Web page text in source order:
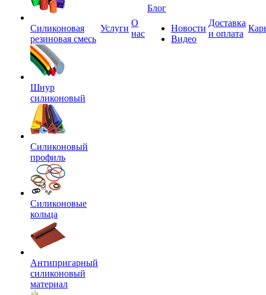
Силиконовая
резиновая смесь
Шнур
силиконовый
Силиконовый
профиль
Силиконовые
кольца
Антипригарный
силиконовый
материал
Услуги
О
нас
Блог
Новости
Видео
Доставка
и оплата